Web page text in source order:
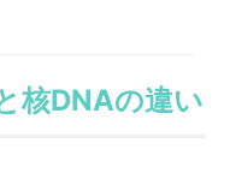
核DNAの違い